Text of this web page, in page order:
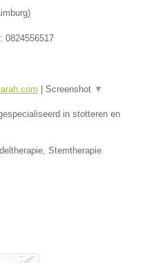
Limburg)
0824556517
Screenshot ▼
in stotteren en
Stemtherapie